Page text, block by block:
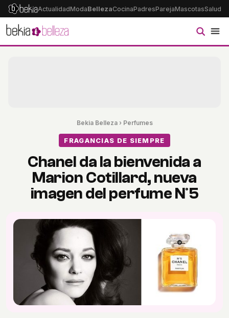
ActualidadModaBellezaCocinaPadresParejaMascotasSalud
Bekia Belleza› Perfumes
FRAGANCIAS DE SIEMPRE
Chanel da la bienvenida a
Marion Cotillard, nueva
imagen del perfume Nº5